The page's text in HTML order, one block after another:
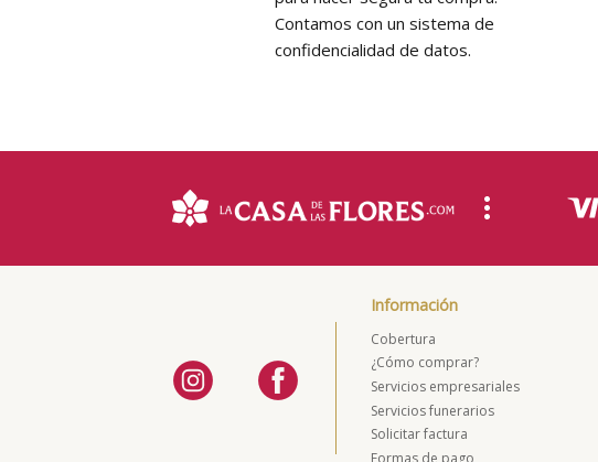
Contamos con un sistema de
confidencialidad de datos.
Información
Cobertura
¿Cómo comprar?
Servicios empresariales
Servicios funerarios
Solicitar factura
Formas de pago